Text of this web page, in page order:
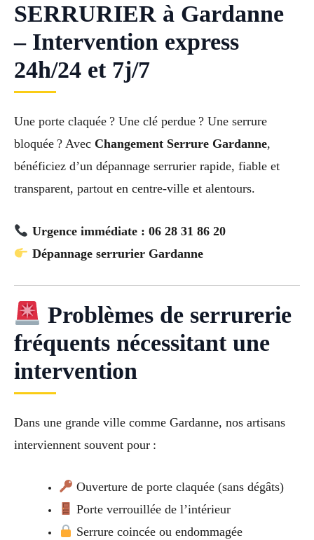
SERRURIER à Gardanne
– Intervention express
24h/24 et 7j/7
Une porte claquée ? Une clé perdue ? Une serrure
bloquée ? Avec Changement Serrure Gardanne,
bénéficiez d’un dépannage serrurier rapide, fiable et
transparent, partout en centre-ville et alentours.
Urgence immédiate : 06 28 31 86 20
Dépannage serrurier Gardanne
Problèmes de serrurerie
fréquents nécessitant une
intervention
Dans une grande ville comme Gardanne, nos artisans
interviennent souvent pour :
Ouverture de porte claquée (sans dégâts)
Porte verrouillée de l’intérieur
Serrure coincée ou endommagée